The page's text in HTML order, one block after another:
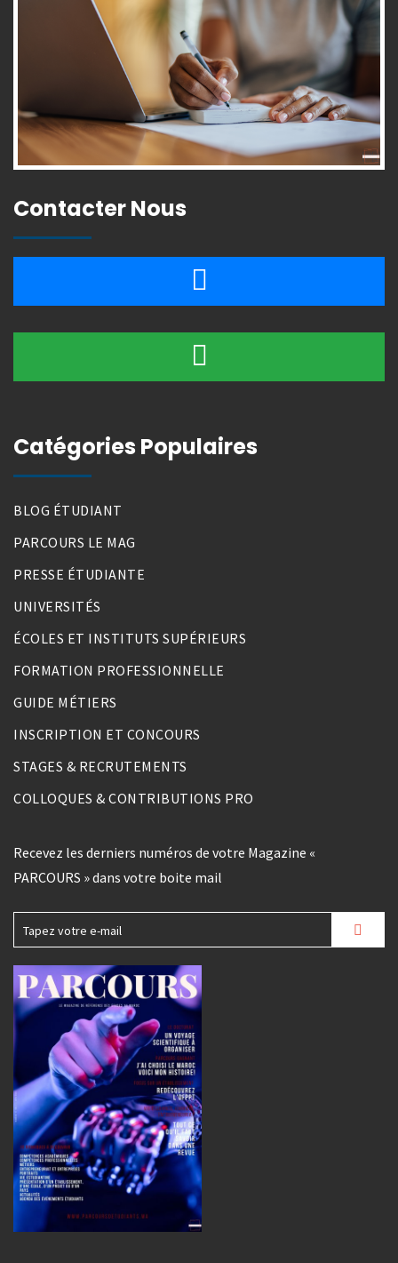
Contacter Nous
Catégories Populaires
BLOG ÉTUDIANT
PARCOURS LE MAG
PRESSE ÉTUDIANTE
UNIVERSITÉS
ÉCOLES ET INSTITUTS SUPÉRIEURS
FORMATION PROFESSIONNELLE
GUIDE MÉTIERS
INSCRIPTION ET CONCOURS
STAGES & RECRUTEMENTS
COLLOQUES & CONTRIBUTIONS PRO
Recevez les derniers numéros de votre Magazine «
PARCOURS » dans votre boite mail